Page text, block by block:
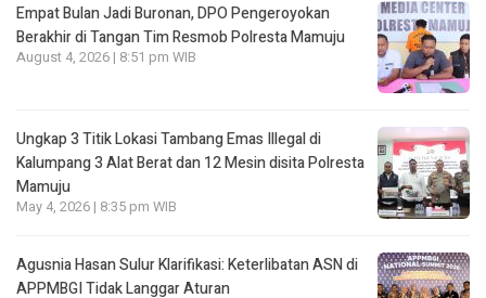
Empat Bulan Jadi Buronan, DPO Pengeroyokan
Berakhir di Tangan Tim Resmob Polresta Mamuju
August 4, 2026 | 8:51 pm WIB
Ungkap 3 Titik Lokasi Tambang Emas Illegal di
Kalumpang 3 Alat Berat dan 12 Mesin disita Polresta
Mamuju
May 4, 2026 | 8:35 pm WIB
Agusnia Hasan Sulur Klarifikasi: Keterlibatan ASN di
APPMBGI Tidak Langgar Aturan